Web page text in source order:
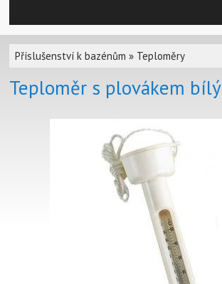
Příslušenství k bazénům » Teploměry
Teploměr s plovákem bílý